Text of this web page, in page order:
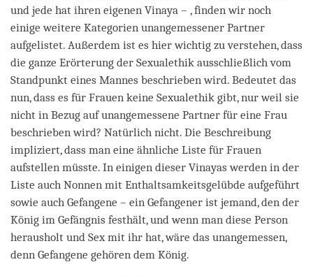
und jede hat ihren eigenen Vinaya – , finden wir noch
einige weitere Kategorien unangemessener Partner
aufgelistet. Außerdem ist es hier wichtig zu verstehen, dass
die ganze Erörterung der Sexualethik ausschließlich vom
Standpunkt eines Mannes beschrieben wird. Bedeutet das
nun, dass es für Frauen keine Sexualethik gibt, nur weil sie
nicht in Bezug auf unangemessene Partner für eine Frau
beschrieben wird? Natürlich nicht. Die Beschreibung
impliziert, dass man eine ähnliche Liste für Frauen
aufstellen müsste. In einigen dieser Vinayas werden in der
Liste auch Nonnen mit Enthaltsamkeitsgelübde aufgeführt
sowie auch Gefangene – ein Gefangener ist jemand, den der
König im Gefängnis festhält, und wenn man diese Person
herausholt und Sex mit ihr hat, wäre das unangemessen,
denn Gefangene gehören dem König.